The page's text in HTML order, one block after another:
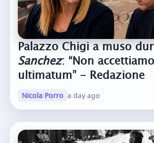
Palazzo Chigi a muso
Sanchez: “Non accettiamo
ultimatum” - Redazione
Nicola Porro a day ago